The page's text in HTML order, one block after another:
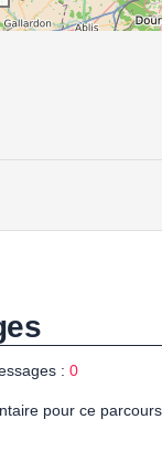
: 0
pour ce parcours